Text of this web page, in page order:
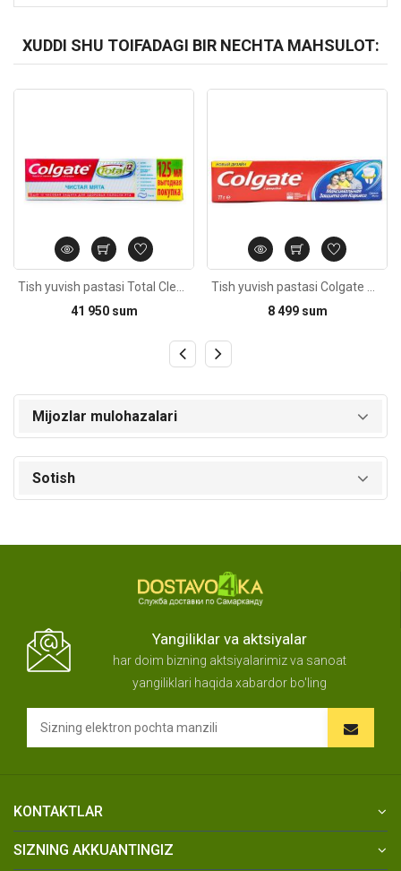
XUDDI SHU TOIFADAGI BIR NECHTA MAHSULOT:
41 950 sum
8 499 sum
Mijozlar mulohazalari
Sotish
Yangiliklar va aktsiyalar
har doim bizning aktsiyalarimiz va sanoat
yangiliklari haqida xabardor bo'ling
KONTAKTLAR
SIZNING AKKUANTINGIZ